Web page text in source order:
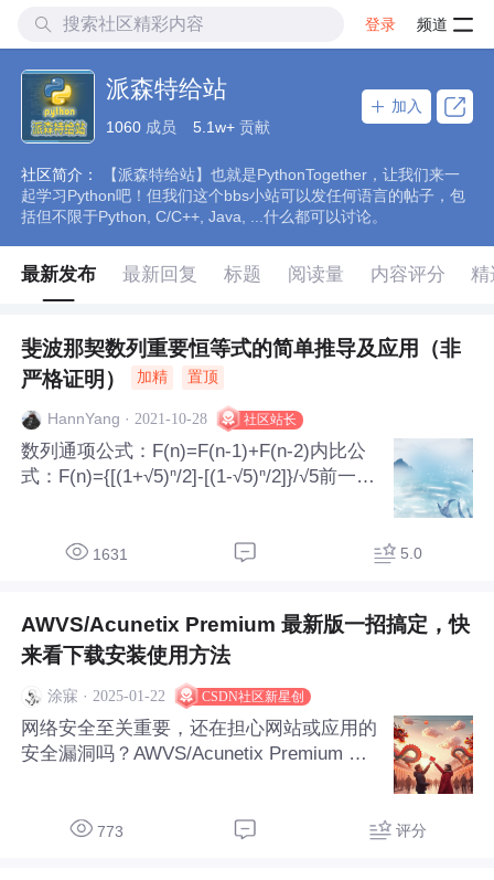
登录 频道
派森特给站
1060 成员 5.1w+ 贡献
加入
社区简介：
【派森特给站】也就是PythonTogether，让我们来一
起学习Python吧！但我们这个bbs小站可以发任何语言的帖子，包
括但不限于Python, C/C++, Java, ...什么都可以讨论。
最新发布 最新回复 标题 阅读量 内容评分 精
斐波那契数列重要恒等式的简单推导及应用（非
严格证明）
加精 置顶
HannYang · 2021-10-28 社区站长
数列通项公式：F(n)=F(n-1)+F(n-2)内比公
式：F(n)={[(1+√5)ⁿ/2]-[(1-√5)ⁿ/2]}/√5前一
项F(n-2)=F(n-3)+F(n-4)代入上式，得：F
(n)=13*F(n-6)+8*F(
1631 5.0
AWVS/Acunetix Premium 最新版一招搞定，快
来看下载安装使用方法
涂寐 · 2025-01-22 CSDN社区新星创
网络安全至关重要，还在担心网站或应用的
安全漏洞吗？AWVS/Acunetix Premium 最
使用指南，点击阅读，快速上手，让网络安
773 评分